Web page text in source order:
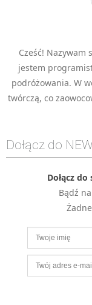
Cześć! Nazywam
jestem
podróżowania. W
twórczą, co
Dołącz do
Dołącz
Bądź